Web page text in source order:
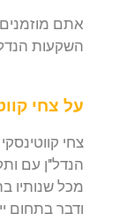
אתם
השקעות
על צחי
צחי
הנדל"ן עם ותק של
מכל שנותיו
ודבר בתחום